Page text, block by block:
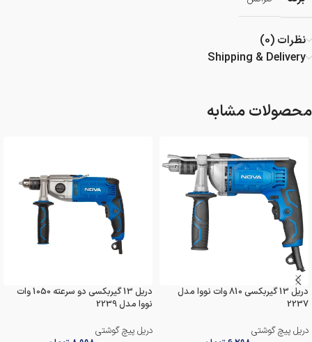
نظرات (0)
Shipping & Delivery
محصولات مشابه
دریل 13 گیربکسی 810 وات نووا مدل
2237
دریل پیچ گوشتی
دریل 13 گیربکسی دو سرعته 1050 وات
نووا مدل 2239
دریل پیچ گوشتی